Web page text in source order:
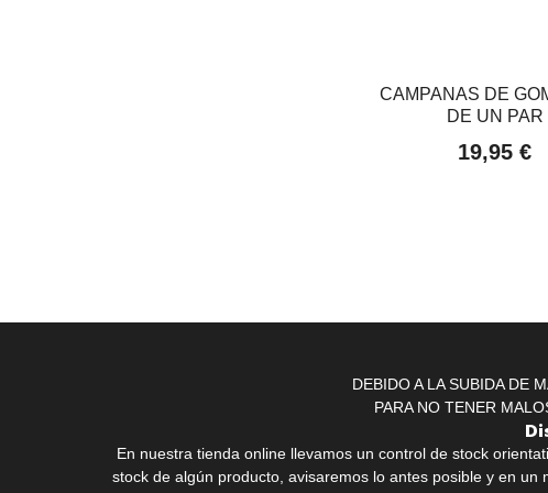
CAMPANAS DE
DE UN PAR
19,95 €
DEBIDO A LA SUBIDA DE
PARA NO TENER
En nuestra tienda online llevamos un control de stock
stock de algún producto, avisaremos lo antes posible y en